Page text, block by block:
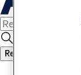
Recherche